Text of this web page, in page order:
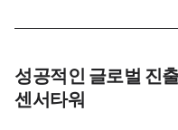
성공적인 글로벌 진
센서타워